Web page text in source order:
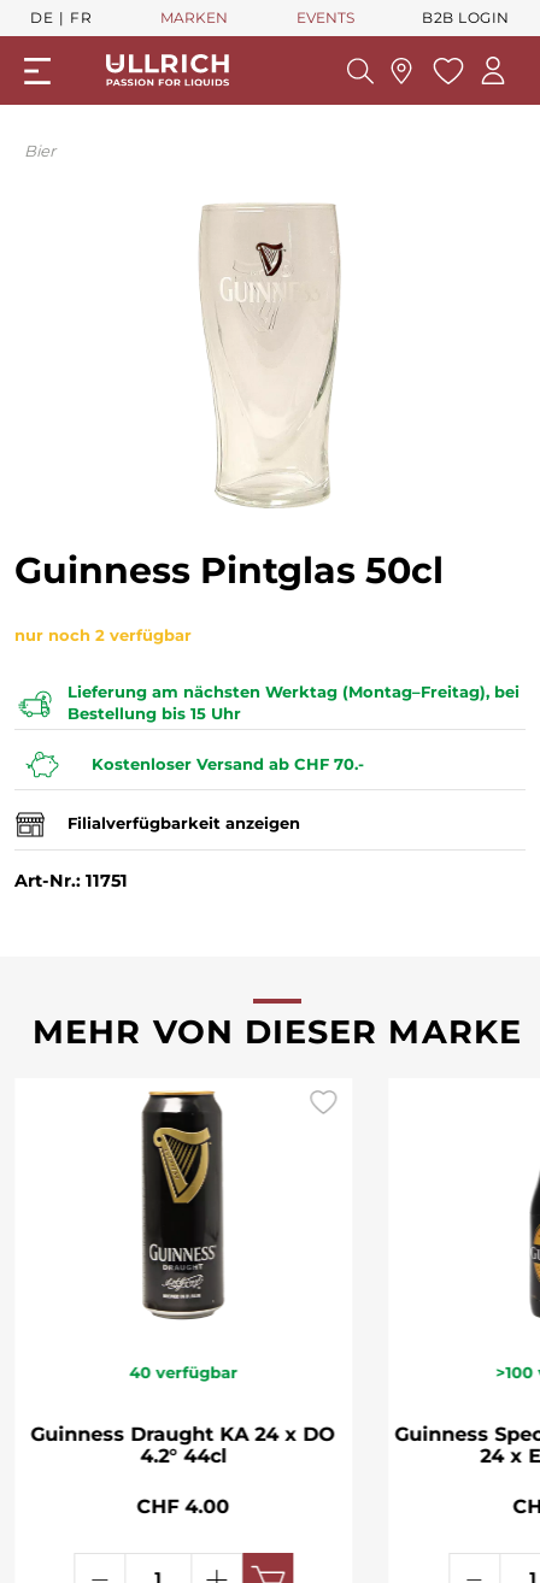
DE FR MARKEN EVENTS B2B LOGIN
Bier
Guinness Pintglas 50cl
nur noch 2 verfügbar
Lieferung am nächsten Werktag (Montag–Freitag), bei
Bestellung bis 15 Uhr
Kostenloser Versand ab CHF 70.-
Filialverfügbarkeit anzeigen
Art-Nr.: 11751
MEHR VON DIESER MARKE
40 verfügbar
Guinness Draught KA 24 x DO
4.2° 44cl
CHF 4.00
>100
Guinness
24 x